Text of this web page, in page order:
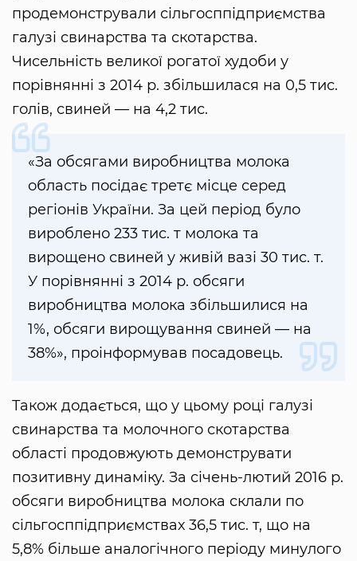
продемонстрували сільгосппідприємства
галузі свинарства та скотарства.
Чисельність великої рогатої худоби у
порівнянні з 2014 р. збільшилася на 0,5 тис.
голів, свиней — на 4,2 тис.
«За обсягами виробництва молока
область посідає третє місце серед
регіонів України. За цей період було
вироблено 233 тис. т молока та
вирощено свиней у живій вазі 30 тис. т.
У порівнянні з 2014 р. обсяги
виробництва молока збільшилися на
1%, обсяги вирощування свиней — на
38%», проінформував посадовець.
Також додається, що у цьому році галузі
свинарства та молочного скотарства
області продовжують демонструвати
позитивну динаміку. За січень-лютий 2016 р.
обсяги виробництва молока склали по
сільгосппідприємствах 36,5 тис. т, що на
5,8% більше аналогічного періоду минулого